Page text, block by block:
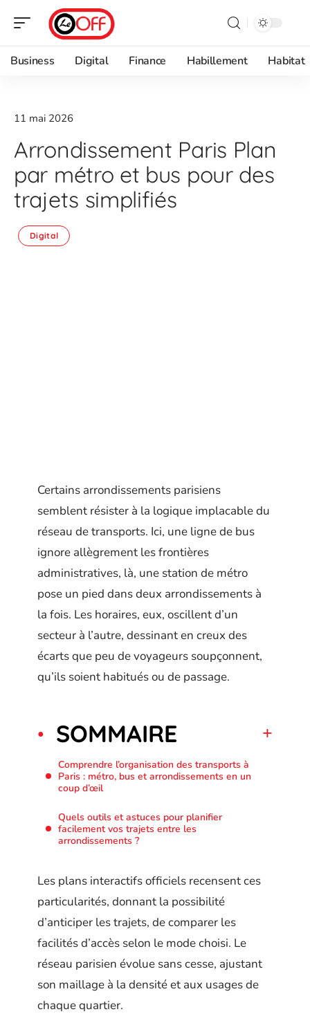
Business Digital Finance Habillement Habitat
11 mai 2026
Arrondissement Paris Plan
par métro et bus pour des
trajets simplifiés
Digital
Certains arrondissements parisiens
semblent résister à la logique implacable du
réseau de transports. Ici, une ligne de bus
ignore allègrement les frontières
administratives, là, une station de métro
pose un pied dans deux arrondissements à
la fois. Les horaires, eux, oscillent d’un
secteur à l’autre, dessinant en creux des
écarts que peu de voyageurs soupçonnent,
qu’ils soient habitués ou de passage.
SOMMAIRE
Comprendre l’organisation des transports à
Paris : métro, bus et arrondissements en un
coup d’œil
Quels outils et astuces pour planifier
facilement vos trajets entre les
arrondissements ?
Les plans interactifs officiels recensent ces
particularités, donnant la possibilité
d’anticiper les trajets, de comparer les
facilités d’accès selon le mode choisi. Le
réseau parisien évolue sans cesse, ajustant
son maillage à la densité et aux usages de
chaque quartier.